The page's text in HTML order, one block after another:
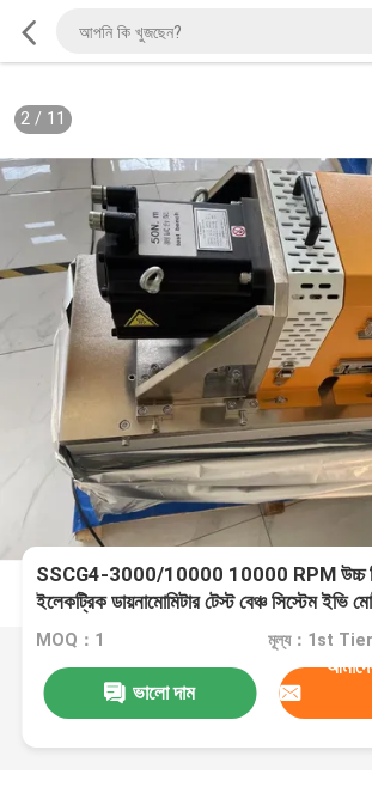
2/ 11
SSCG4-3000/10000 10000 RPM উচ্চ
ইলেকট্রিক ডায়নামোমিটার টেস্ট বেঞ্চ সিস্টেম ইভি
পরীক্ষা করার জন্য
MOQ：1
ভালো দাম